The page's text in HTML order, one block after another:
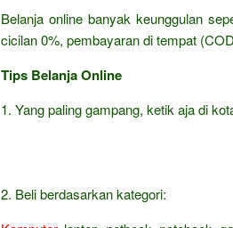
Belanja online banyak keunggulan
cicilan 0%, pembayaran di tempat
Tips Belanja Online
1. Yang paling gampang, ketik aja di
2. Beli berdasarkan kategori: